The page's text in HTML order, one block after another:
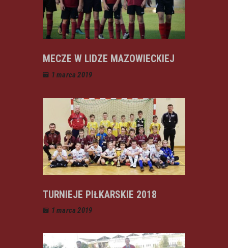
MECZE W LIDZE MAZOWIECKIEJ
1 marca 2019
TURNIEJE PIŁKARSKIE 2018
1 marca 2019